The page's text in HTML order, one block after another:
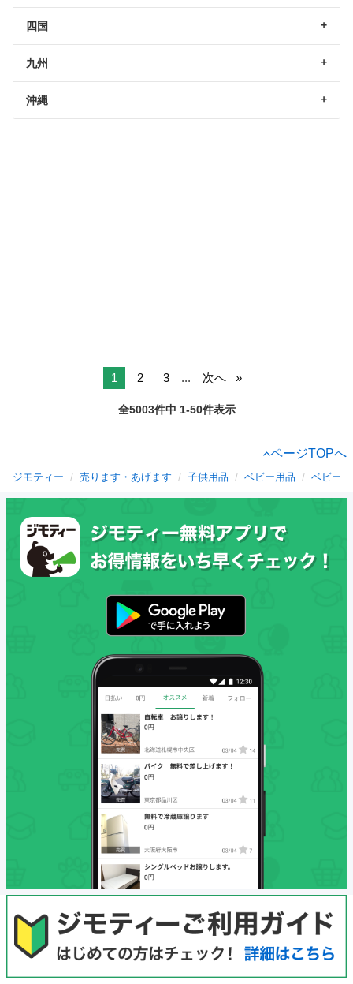
四国
九州
沖縄
1 2 3 ... 次へ
全5003件中 1-50件表示
ページTOPへ
ジモティー 売ります・あげます 子供用品 ベビー用品 ベビー